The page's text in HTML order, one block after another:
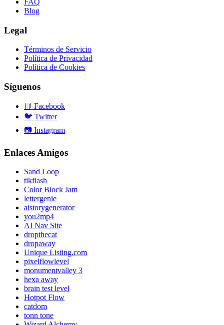
FAQ
Blog
Legal
Términos de Servicio
Política de Privacidad
Política de Cookies
Síguenos
📘 Facebook
🐦 Twitter
📷 Instagram
Enlaces Amigos
Sand Loop
tikflash
Color Block Jam
lettergenie
aistorygenerator
you2mp4
AI Nav Site
dropthecat
dropaway
Unique Listing.com
pixelflowlevel
monumentvalley 3
hexa away
brain test level
Hotpot Flow
catdom
tonn tone